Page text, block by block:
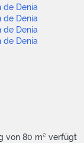
von 80 m² verfügt